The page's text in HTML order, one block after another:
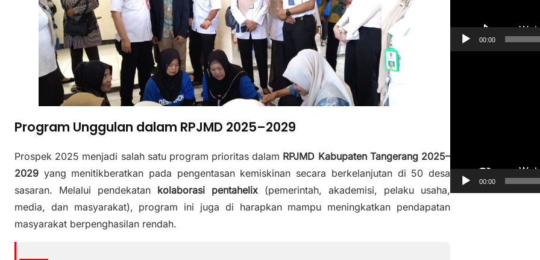
Program Unggulan dalam RPJMD 2025–2029
Prospek 2025 menjadi salah satu program prioritas dalam RPJMD Kabupaten Tangerang 2025–
2029 yang menitikberatkan pada pengentasan kemiskinan secara berkelanjutan di 50 desa
sasaran. Melalui pendekatan kolaborasi pentahelix(pemerintah, akademisi, pelaku usaha,
media, dan masyarakat), program ini juga di harapkan mampu meningkatkan pendapatan
masyarakat berpenghasilan rendah.
i
00:00
r
V
i
d
00:00